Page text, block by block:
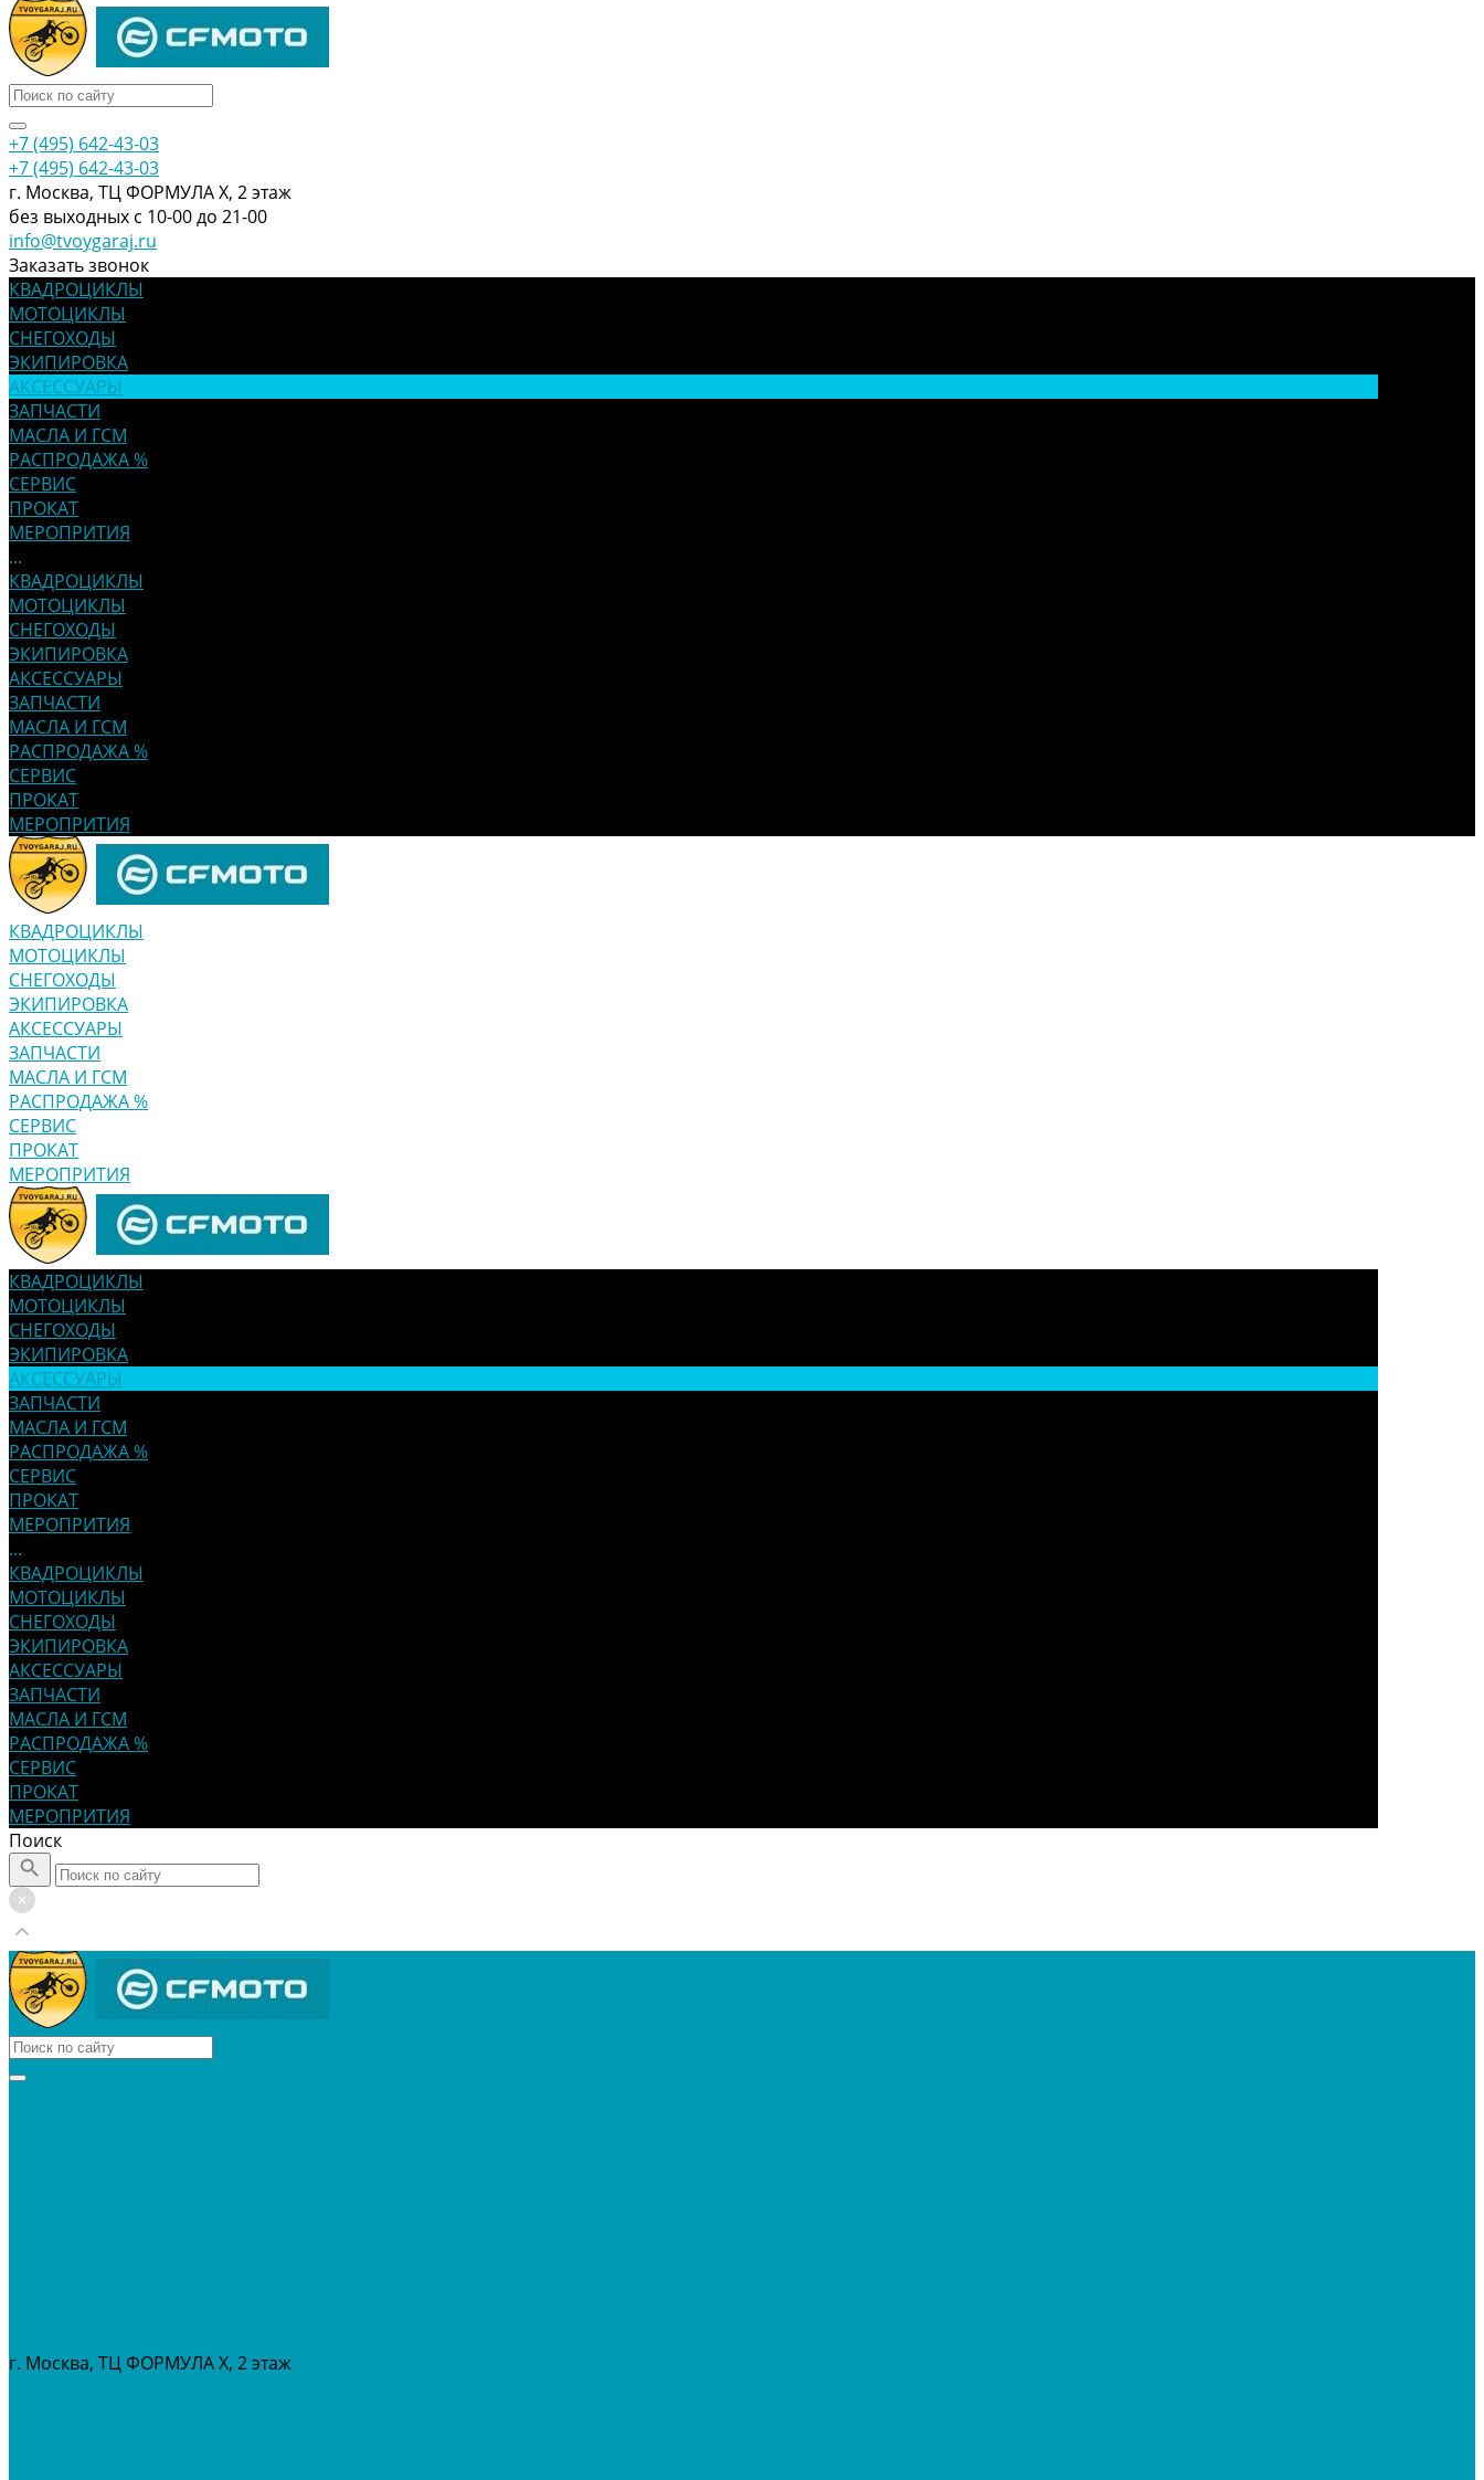
+7 (495) 642-43-03
+7 (495) 642-43-03
г. Москва, ТЦ ФОРМУЛА Х, 2 этаж
без выходных с 10-00 до 21-00
info@tvoygaraj.ru
Заказать звонок
КВАДРОЦИКЛЫ
МОТОЦИКЛЫ
СНЕГОХОДЫ
ЭКИПИРОВКА
АКСЕССУАРЫ
ЗАПЧАСТИ
МАСЛА И ГСМ
РАСПРОДАЖА %
СЕРВИС
ПРОКАТ
МЕРОПРИТИЯ
...
КВАДРОЦИКЛЫ
МОТОЦИКЛЫ
СНЕГОХОДЫ
ЭКИПИРОВКА
АКСЕССУАРЫ
ЗАПЧАСТИ
МАСЛА И ГСМ
РАСПРОДАЖА %
СЕРВИС
ПРОКАТ
МЕРОПРИТИЯ
КВАДРОЦИКЛЫ
МОТОЦИКЛЫ
СНЕГОХОДЫ
ЭКИПИРОВКА
АКСЕССУАРЫ
ЗАПЧАСТИ
МАСЛА И ГСМ
РАСПРОДАЖА %
СЕРВИС
ПРОКАТ
МЕРОПРИТИЯ
КВАДРОЦИКЛЫ
МОТОЦИКЛЫ
СНЕГОХОДЫ
ЭКИПИРОВКА
АКСЕССУАРЫ
ЗАПЧАСТИ
МАСЛА И ГСМ
РАСПРОДАЖА %
СЕРВИС
ПРОКАТ
МЕРОПРИТИЯ
...
КВАДРОЦИКЛЫ
МОТОЦИКЛЫ
СНЕГОХОДЫ
ЭКИПИРОВКА
АКСЕССУАРЫ
ЗАПЧАСТИ
МАСЛА И ГСМ
РАСПРОДАЖА %
СЕРВИС
ПРОКАТ
МЕРОПРИТИЯ
Поиск
г. Москва, ТЦ ФОРМУЛА Х, 2 этаж